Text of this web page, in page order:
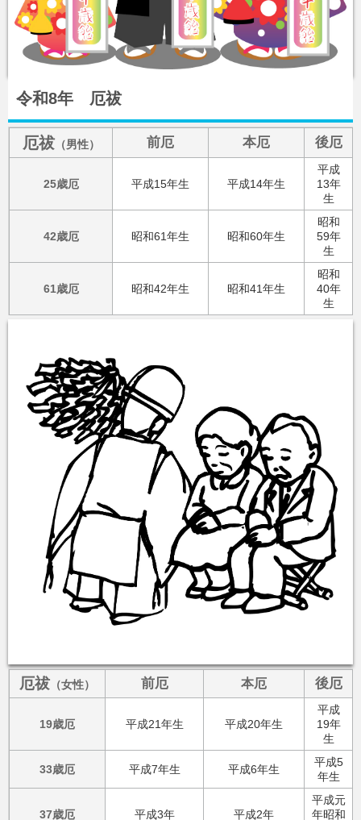
令和8年 厄祓
厄祓（男性） 前厄 本厄 後厄
25歳厄 平成15年生 平成14年生
平成
13年
生
42歳厄 昭和61年生 昭和60年生
昭和
59年
生
61歳厄 昭和42年生 昭和41年生
昭和
40年
生
厄祓 （女性） 前厄 本厄 後厄
19歳厄 平成21年生 平成20年生
平成
19年
生
33歳厄 平成7年生 平成6年生
平成5
年生
37歳厄 平成3年 平成2年
平成元
年昭和